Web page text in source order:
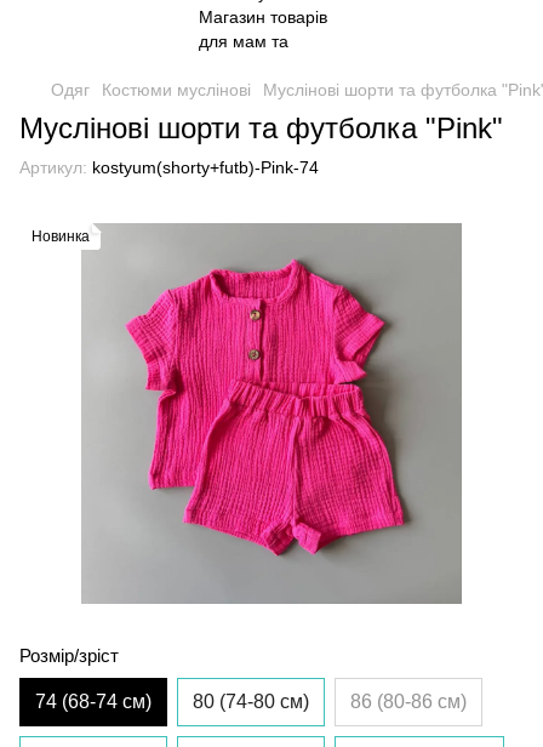
Одяг Костюми муслінові Муслінові шорти та футболка
Муслінові шорти та футболка "Pink"
Артикул: kostyum(shorty+futb)-Pink-74
Новинка
Розмір/зріст
74 (68-74 см) 80 (74-80 см) 86 (80-86 см)